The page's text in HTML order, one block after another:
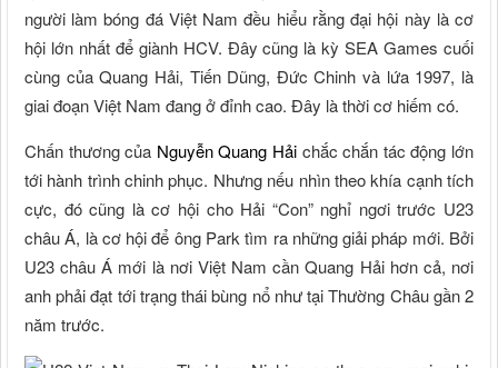
người làm bóng đá Việt Nam đều hiểu rằng đại hội này là cơ
hội lớn nhất để giành HCV. Đây cũng là kỳ SEA Games cuối
cùng của Quang Hải, Tiến Dũng, Đức Chinh và lứa 1997, là
giai đoạn Việt Nam đang ở đỉnh cao. Đây là thời cơ hiếm có.
Chấn thương của Nguyễn Quang Hải chắc chắn tác động lớn
tới hành trình chinh phục. Nhưng nếu nhìn theo khía cạnh tích
cực, đó cũng là cơ hội cho Hải “Con” nghỉ ngơi trước U23
châu Á, là cơ hội để ông Park tìm ra những giải pháp mới. Bởi
U23 châu Á mới là nơi Việt Nam cần Quang Hải hơn cả, nơi
anh phải đạt tới trạng thái bùng nổ như tại Thường Châu gần 2
năm trước.